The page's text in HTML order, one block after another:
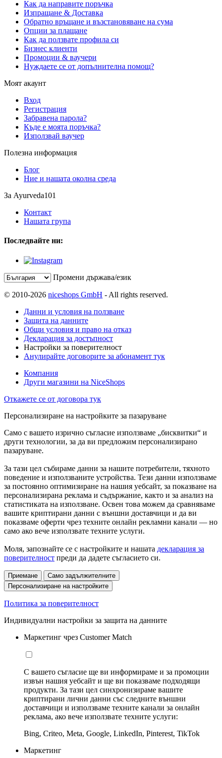
Как да направите поръчка
Изпращане & Доставка
Обратно връщане и възстановяване на сума
Опции за плащане
Как да ползвате профила си
Бизнес клиенти
Промоции & ваучери
Нуждаете се от допълнителна помощ?
Моят акаунт
Вход
Регистрация
Забравена парола?
Къде е моята поръчка?
Използвай ваучер
Полезна информация
Блог
Ние и нашата околна среда
За Ayurveda101
Контакт
Нашата група
Последвайте ни:
Промени държава/език
© 2010-2026 niceshops GmbH - All rights reserved.
Данни и условия на ползване
Защита на данните
Общи условия и право на отказ
Декларация за достъпност
Настройки за поверителност
Анулирайте договорите за абонамент тук
Компания
Други магазини на NiceShops
Откажете се от договора тук
Персонализиране на настройките за пазаруване
Само с вашето изрично съгласие използваме „бисквитки“ и
други технологии, за да ви предложим персонализирано
пазаруване.
За тази цел събираме данни за нашите потребители, тяхното
поведение и използваните устройства. Тези данни използваме
за постоянно оптимизиране на нашия уебсайт, за показване на
персонализирана реклама и съдържание, както и за анализ на
статистиката на използване. Освен това можем да сравняваме
вашите криптирани данни с външни доставчици и да ви
показваме оферти чрез техните онлайн рекламни канали — но
само ако вече използвате техните услуги.
Моля, запознайте се с настройките и нашата декларация за
поверителност преди да дадете съгласието си.
Приемане
Само задължителните
Персонализиране на настройките
Политика за поверителност
Индивидуални настройки за защита на данните
Маркетинг чрез Customer Match
С вашето съгласие ще ви информираме и за промоции
извън нашия уебсайт и ще ви показваме подходящи
продукти. За тази цел синхронизираме вашите
криптирани лични данни със следните външни
доставчици и използваме техните канали за онлайн
реклама, ако вече използвате техните услуги:
Bing, Criteo, Meta, Google, LinkedIn, Pinterest, TikTok
Маркетинг